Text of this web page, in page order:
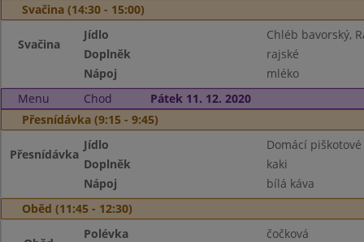
Svačina (14:30 - 15:00)
Svačina
Jídlo
Chléb bavorský,
Doplněk
rajské
Nápoj
mléko
Menu
Chod
Pátek 11. 12. 2020
Přesnídávka (9:15 - 9:45)
Přesnídávka
Jídlo
Domácí
Doplněk
kaki
Nápoj
bílá káva
Oběd (11:45 - 12:30)
Polévka čočková